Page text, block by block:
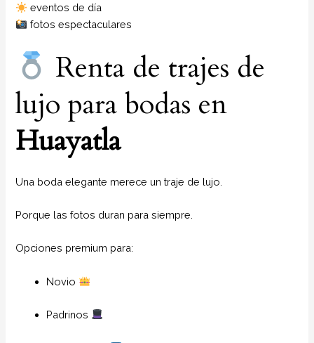
eventos de día
fotos espectaculares
Renta de trajes de
lujo para bodas en
Huayatla
Una boda elegante merece un traje de lujo.
Porque las fotos duran para siempre.
Opciones premium para:
Novio
Padrinos